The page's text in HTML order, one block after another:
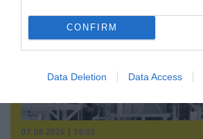
CONFIRM
Data Deletion Data Access
07.08.2026 | 16:02